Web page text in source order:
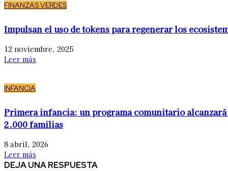
FINANZAS VERDES
Impulsan el uso de tokens para regenerar los
12 noviembre, 2025
Leer más
INFANCIA
Primera infancia: un programa comunitario alcanzará
2.000 familias
8 abril, 2026
Leer más
DEJA UNA RESPUESTA